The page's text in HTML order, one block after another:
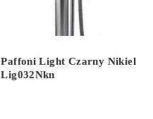
Paffoni Light Czarny Nikiel
Lig032Nkn